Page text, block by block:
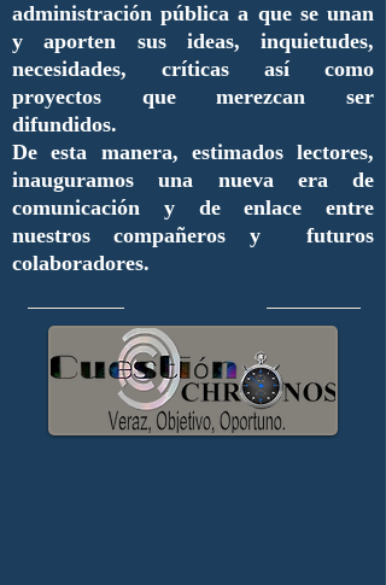
administración pública a que se unan
y aporten sus ideas, inquietudes,
necesidades, críticas así como
proyectos que merezcan ser
difundidos.
De esta manera, estimados lectores,
inauguramos una nueva era de
comunicación y de enlace entre
nuestros compañeros y futuros
colaboradores.